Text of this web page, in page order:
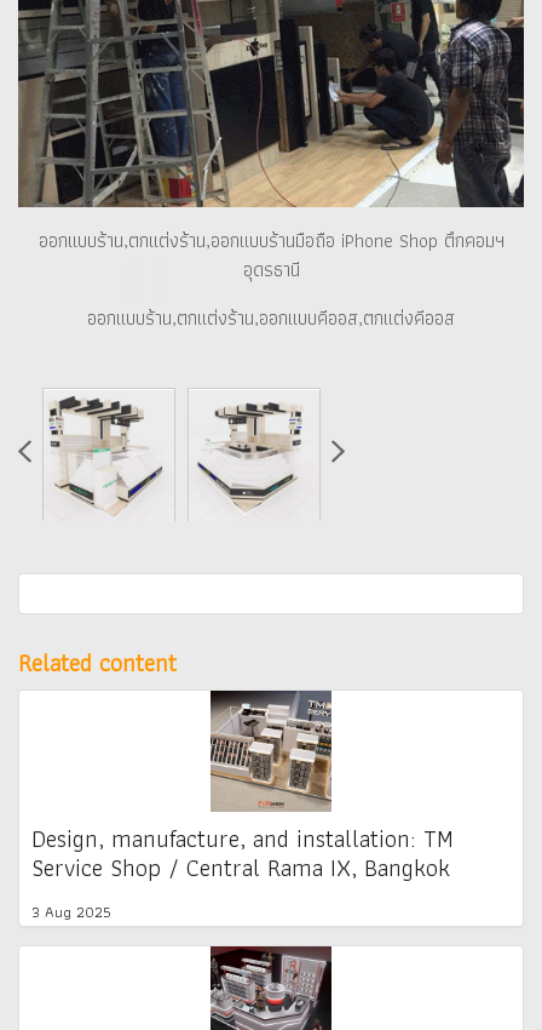
ออกแบบร้าน,ตกแต่งร้าน,ออกแบบร้านมือถือ iPhone Shop ตึกคอมฯ
อุดรธานี
ออกแบบร้าน,ตกแต่งร้าน,ออกแบบคีออส,ตกแต่งคีออส
Related content
Design, manufacture, and installation: TM
Service Shop / Central Rama IX, Bangkok
3 Aug 2025